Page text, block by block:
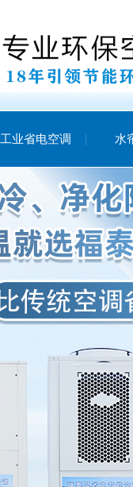
工业省电空调 水